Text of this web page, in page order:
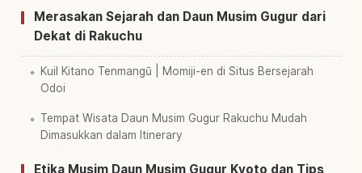
Merasakan Sejarah dan Daun Musim Gugur dari
Dekat di Rakuchu
Kuil Kitano Tenmangū | Momiji-en di Situs Bersejarah
Odoi
Tempat Wisata Daun Musim Gugur Rakuchu Mudah
Dimasukkan dalam Itinerary
Etika Musim Daun Musim Gugur Kyoto dan Tips